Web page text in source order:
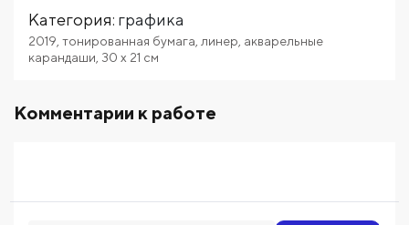
Категория: графика
2019 тонированная бумага линер акварельные
карандаши 30 x 21 см
Комментарии к работе